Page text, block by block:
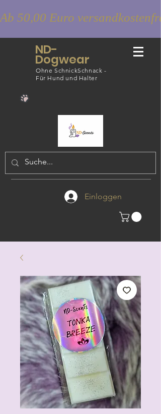
Ab 50,00 Euro versandkostenfrei
ND-
Dogwear
Ohne SchnickSchnack -
Für Hund und Halter
Einloggen